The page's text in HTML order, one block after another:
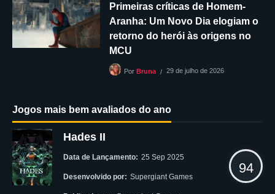
Primeiras críticas de Homem-
Aranha: Um Novo Dia elogiam o
retorno do herói às origens no
MCU
Por Bruna 29 de julho de 2026
Jogos mais bem avaliados do ano
Hades II
Data de Lançamento: 25 Sep 2025
Desenvolvido por: Supergiant Games
94